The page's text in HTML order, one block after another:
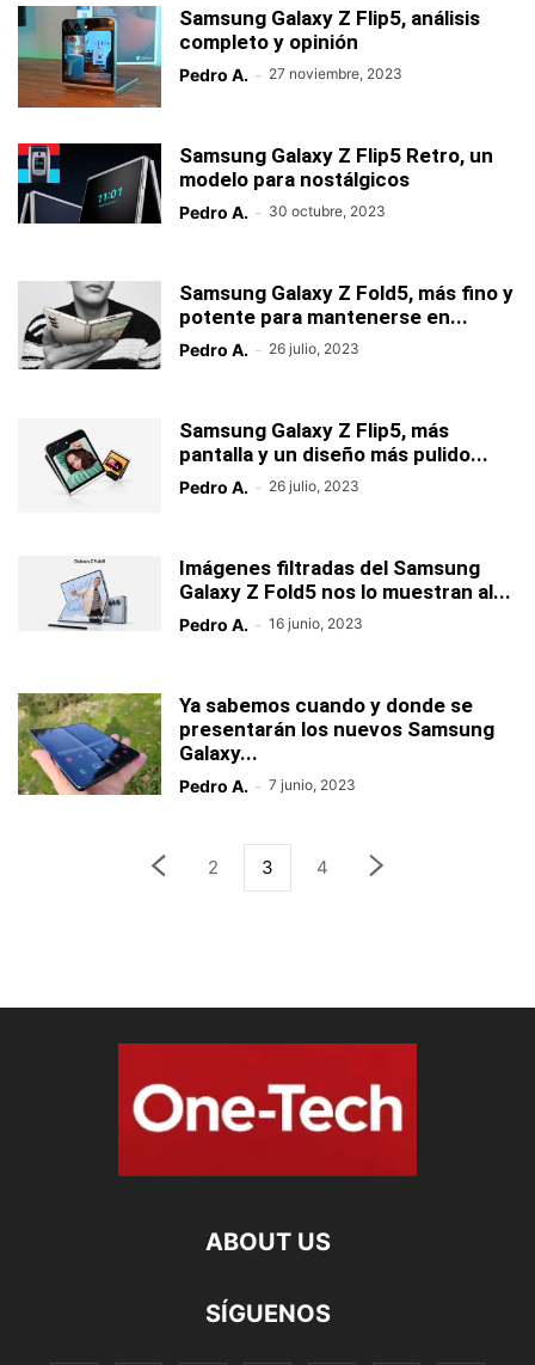
Samsung Galaxy Z Flip5, análisis
completo y opinión
Pedro A. - 27 noviembre, 2023
Samsung Galaxy Z Flip5 Retro, un
modelo para nostálgicos
Pedro A. - 30 octubre, 2023
Samsung Galaxy Z Fold5, más fino y
potente para mantenerse en...
Pedro A. - 26 julio, 2023
Samsung Galaxy Z Flip5, más
pantalla y un diseño más pulido...
Pedro A. - 26 julio, 2023
Imágenes filtradas del Samsung
Galaxy Z Fold5 nos lo muestran al...
Pedro A. - 16 junio, 2023
Ya sabemos cuando y donde se
presentarán los nuevos Samsung
Galaxy...
Pedro A. - 7 junio, 2023
2 3 4
ABOUT US
SÍGUENOS